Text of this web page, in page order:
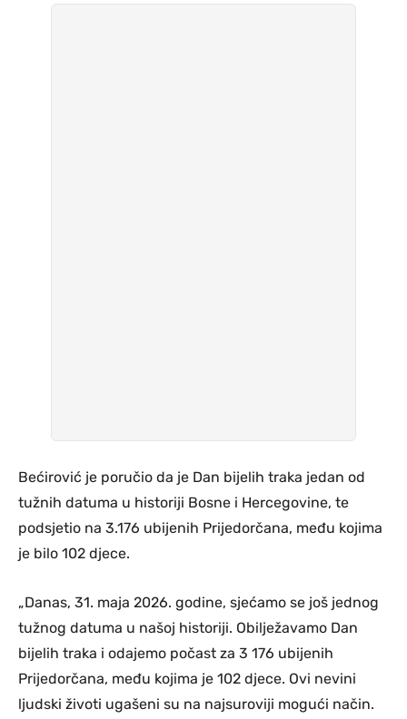
Bećirović je poručio da je Dan bijelih traka jedan od
tužnih datuma u historiji Bosne i Hercegovine, te
podsjetio na 3.176 ubijenih Prijedorčana, među kojima
je bilo 102 djece.
„Danas, 31. maja 2026. godine, sjećamo se još jednog
tužnog datuma u našoj historiji. Obilježavamo Dan
bijelih traka i odajemo počast za 3 176 ubijenih
Prijedorčana, među kojima je 102 djece. Ovi nevini
ljudski životi ugašeni su na najsuroviji mogući način.